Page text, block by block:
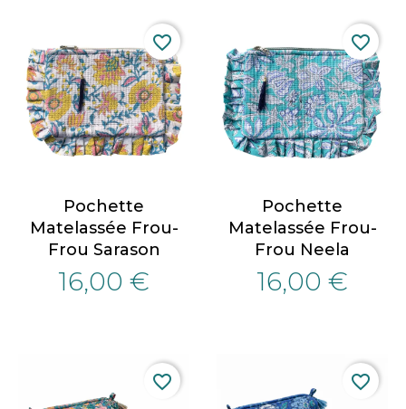
Pochette
Matelassée Frou-
Frou Sarason
16,00 €
favorite_border
Pochette
Matelassée Frou-
Frou Neela
16,00 €
favorite_border
favorite_border favorite_border